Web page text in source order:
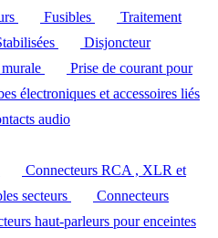
Fusibles
Traitement
Disjoncteur
Prise de courant pour
électroniques et accessoires liés
audio
Connecteurs RCA , XLR et
secteurs
Connecteurs
haut-parleurs pour enceintes